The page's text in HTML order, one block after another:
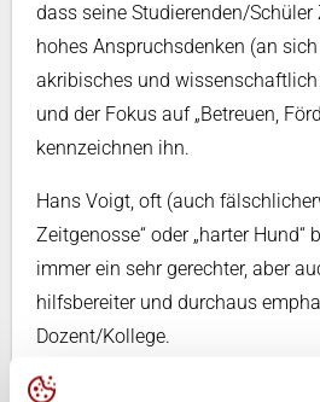
dass seine Studierenden/Schüler
hohes Anspruchsdenken (an
akribisches und
und der Fokus auf „Betreuen,
kennzeichnen ihn.
Hans Voigt, oft (auch
Zeitgenosse“ oder „harter Hund“
immer ein sehr gerechter, aber
hilfsbereiter und durchaus
Dozent/Kollege.
Er ist ohne Zweifel der Experte in